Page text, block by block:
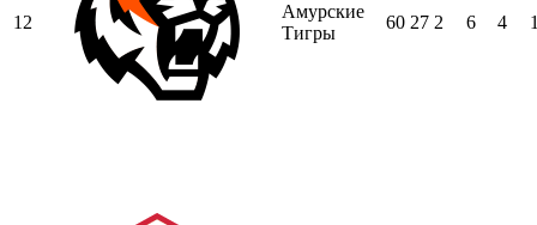
12
Амурские
Тигры
60 27 2 6 4